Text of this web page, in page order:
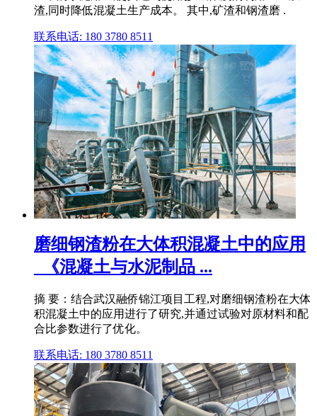
渣,同时降低混凝土生产成本。 其中,矿渣和钢渣磨 .
联系电话: 180 3780 8511
磨细钢渣粉在大体积混凝土中的应用
_《混凝土与水泥制品 ...
摘 要：结合武汉融侨锦江项目工程,对磨细钢渣粉在大体
积混凝土中的应用进行了研究,并通过试验对原材料和配
合比参数进行了优化。
联系电话: 180 3780 8511